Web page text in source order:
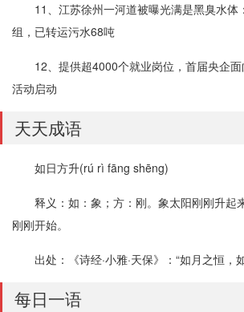
11、江苏徐州一河道被曝光满是黑臭水体
组，已转运污水68吨
12、提供超4000个就业岗位，首届央企
活动启动
天天成语
如日方升(rú rì fāng shēng)
释义：如：象；方：刚。象太阳刚刚升起
刚刚开始。
出处：《诗经·小雅·天保》：“如月之恒，
每日一语